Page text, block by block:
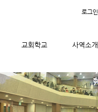
로그인
교회학교 사역소개